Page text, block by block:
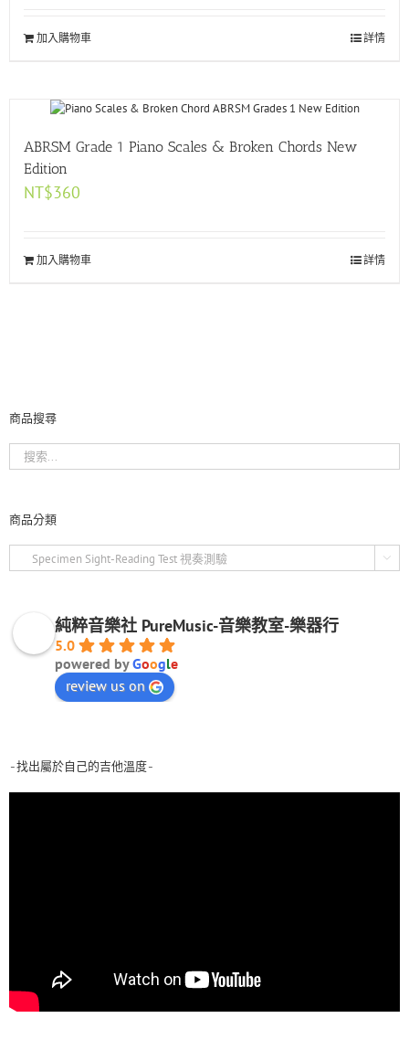
加入購物車 詳情
ABRSM Grade 1 Piano Scales & Broken Chords New
Edition
NT$360
加入購物車 詳情
商品搜尋
商品分類

純粹音樂社 PureMusic-音樂教室-樂器行
5.0
powered byGoogle
review us on
-找出屬於自己的吉他溫度-